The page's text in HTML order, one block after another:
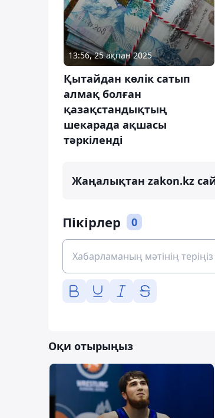
13:56, 25 ақпан 2025
Қытайдан көлік сатып
алмақ болған
қазақстандықтың
шекарада ақшасы
тәркіленді
Жаңалықтан zakon.kz
Пікірлер 0
Оқи отырыңыз